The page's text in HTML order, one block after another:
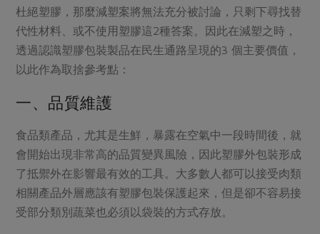
杜絕塑膠，那麼減塑案將無法充分被討論，只剩下尋找替
代性材料、或不使用塑膠這2種答案。因此在減塑之時，
透過認識塑膠包裝製品在民生通路呈現的3 個主要價值，
以此作為取捨參考點：
一、品質維護
食品類產品，尤其是生鮮，暴露在空氣中一段時間後，就
會開始出現非常高的品質變異風險，因此塑膠外包裝形成
了抵禦外在影響最有效的工具。大多數人都可以接受肉類
相關產品外層應該有塑膠包裝保護起來，但是卻不容易接
受部分類別蔬菜也必須以袋裝的方式存放。